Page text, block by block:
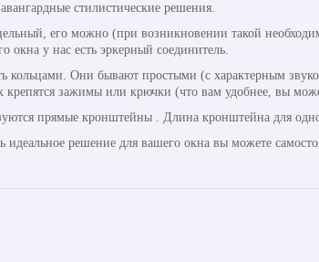
стилистические решения.
его можно (при возникновении такой
окна у нас есть эркерный соединитель.
кольцами. Они бывают простыми (с характерным
зажимы или крючки (что вам удобнее, вы
прямые кронштейны . Длина кронштейна для
идеальное решение для вашего окна вы можете